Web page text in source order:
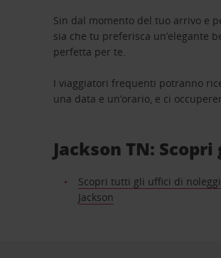
Sin dal momento del tuo arrivo e
sia che tu preferisca un’elegante
perfetta per te.
I viaggiatori frequenti potranno
una data e un’orario, e ci
Jackson TN:
Scopri tutti gli uffici di
Jackson